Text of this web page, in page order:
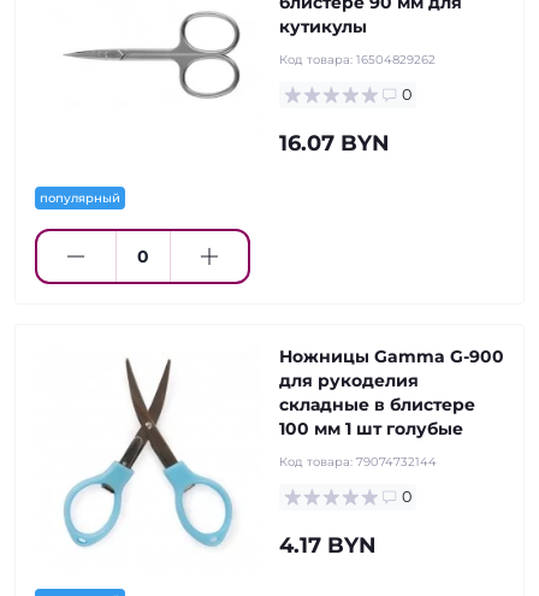
популярный
кутикулы
Код товара: 16504829262
0
16.07 BYN
Ножницы Gamma G-900
для рукоделия
складные в блистере
100 мм 1 шт голубые
Код товара: 79074732144
0
4.17 BYN